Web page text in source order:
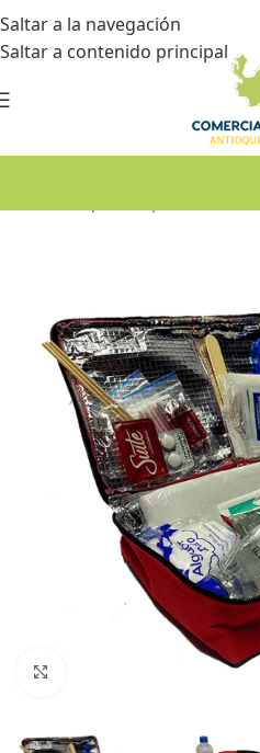
Saltar a la navegación
Saltar a contenido principal
Haga Click para agrandar